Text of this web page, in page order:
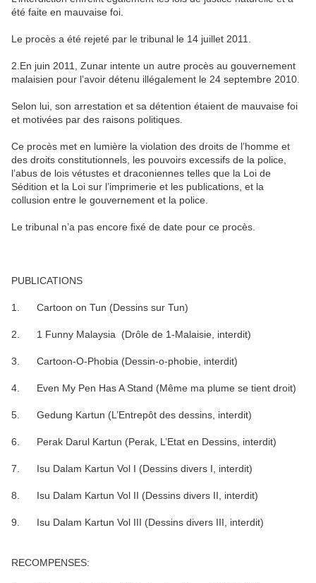
été faite en mauvaise foi.
Le procès a été rejeté par le tribunal le 14 juillet 2011.
2.En juin 2011, Zunar intente un autre procès au gouvernement
malaisien pour l’avoir détenu illégalement le 24 septembre 2010.
Selon lui, son arrestation et sa détention étaient de mauvaise foi
et motivées par des raisons politiques.
Ce procès met en lumière la violation des droits de l’homme et
des droits constitutionnels, les pouvoirs excessifs de la police,
l’abus de lois vétustes et draconiennes telles que la Loi de
Sédition et la Loi sur l’imprimerie et les publications, et la
collusion entre le gouvernement et la police.
Le tribunal n’a pas encore fixé de date pour ce procès.
PUBLICATIONS
1. Cartoon on Tun (Dessins sur Tun)
2. 1 Funny Malaysia (Drôle de 1-Malaisie, interdit)
3. Cartoon-O-Phobia (Dessin-o-phobie, interdit)
4. Even My Pen Has A Stand (Même ma plume se tient droit)
5. Gedung Kartun (L’Entrepôt des dessins, interdit)
6. Perak Darul Kartun (Perak, L’Etat en Dessins, interdit)
7. Isu Dalam Kartun Vol I (Dessins divers I, interdit)
8. Isu Dalam Kartun Vol II (Dessins divers II, interdit)
9. Isu Dalam Kartun Vol III (Dessins divers III, interdit)
RECOMPENSES: